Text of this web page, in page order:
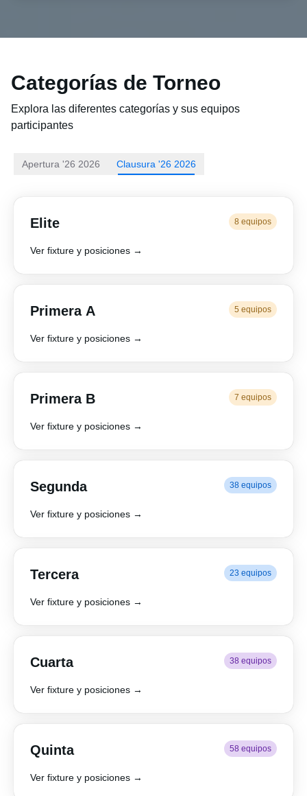
Categorías de Torneo
Explora las diferentes categorías y sus equipos
participantes
Apertura '26 2026 Clausura '26 2026
Elite 8 equipos
Ver fixture y posiciones →
Primera A 5 equipos
Ver fixture y posiciones →
Primera B 7 equipos
Ver fixture y posiciones →
Segunda 38 equipos
Ver fixture y posiciones →
Tercera 23 equipos
Ver fixture y posiciones →
Cuarta 38 equipos
Ver fixture y posiciones →
Quinta 58 equipos
Ver fixture y posiciones →